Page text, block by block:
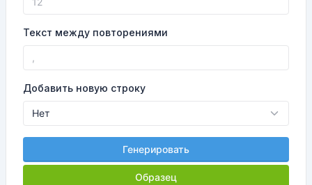
Текст между повторениями
Добавить новую строку
Генерировать
Образец